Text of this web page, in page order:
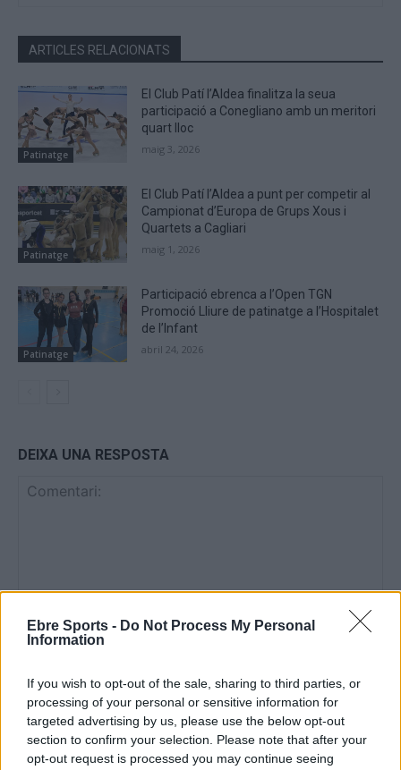
Ebre Sports - Do Not Process My Personal
Information
If you wish to opt-out of the sale, sharing to third parties, or
processing of your personal or sensitive information for
targeted advertising by us, please use the below opt-out
section to confirm your selection. Please note that after your
opt-out request is processed you may continue seeing
ARTICLES RELACIONATS
Patinatge
El Club Patí l’Aldea finalitza la seua
participació a Conegliano amb un meritori
quart lloc
maig 3, 2026
Patinatge
El Club Patí l’Aldea a punt per competir al
Campionat d’Europa de Grups Xous i
Quartets a Cagliari
maig 1, 2026
Patinatge
Participació ebrenca a l’Open TGN
Promoció Lliure de patinatge a l’Hospitalet
de l’Infant
abril 24, 2026
DEIXA UNA RESPOSTA
Comentari: